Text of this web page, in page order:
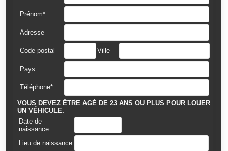
Prénom*
Adresse
Code postal Ville
Pays
Téléphone*
VOUS DEVEZ ÊTRE AGÉ DE 23 ANS OU PLUS POUR LOUER
UN VÉHICULE.
Date de
naissance
Lieu de naissance